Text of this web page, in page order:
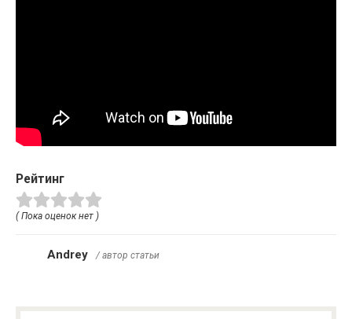
Рейтинг
( Пока оценок нет )
Andrey / автор статьи